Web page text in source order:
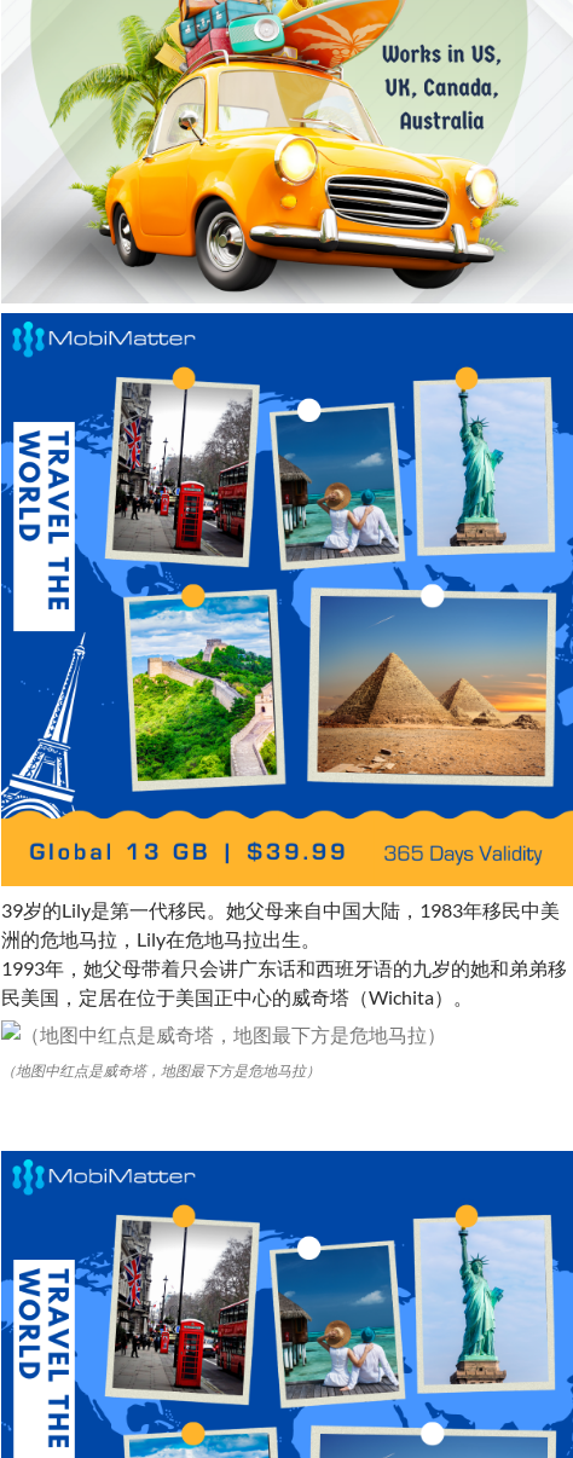
39岁的Lily是第一代移民。她父母来自中国大陆，1983年移民中美
洲的危地马拉，Lily在危地马拉出生。
1993年，她父母带着只会讲广东话和西班牙语的九岁的她和弟弟移
民美国，定居在位于美国正中心的威奇塔（Wichita）。
（地图中红点是威奇塔，地图最下方是危地马拉）